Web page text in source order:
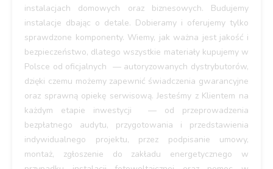
instalacjach domowych oraz biznesowych. Budujemy
instalacje dbając o detale. Dobieramy i oferujemy tylko
sprawdzone komponenty. Wiemy, jak ważna jest jakość i
bezpieczeństwo, dlatego wszystkie materiały kupujemy w
Polsce od oficjalnych — autoryzowanych dystrybutorów,
dzięki czemu możemy zapewnić świadczenia gwarancyjne
oraz sprawną opiekę serwisową. Jesteśmy z Klientem na
każdym etapie inwestycji — od przeprowadzenia
bezpłatnego audytu, przygotowania i przedstawienia
indywidualnego projektu, przez podpisanie umowy,
montaż, zgłoszenie do zakładu energetycznego w